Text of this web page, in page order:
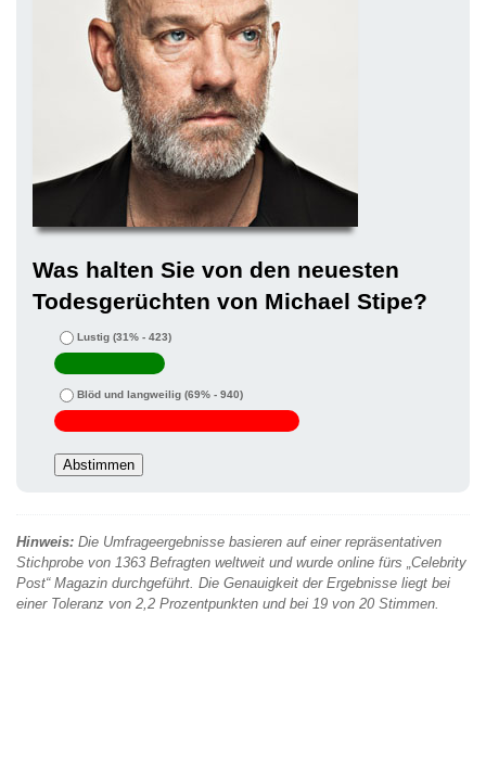
Was halten Sie von den neuesten
Todesgerüchten von Michael Stipe?
Lustig (31% - 423)
Blöd und langweilig (69% - 940)
Hinweis: Die Umfrageergebnisse basieren auf einer repräsentativen
Stichprobe von 1363 Befragten weltweit und wurde online fürs „Celebrity
Post“ Magazin durchgeführt. Die Genauigkeit der Ergebnisse liegt bei
einer Toleranz von 2,2 Prozentpunkten und bei 19 von 20 Stimmen.